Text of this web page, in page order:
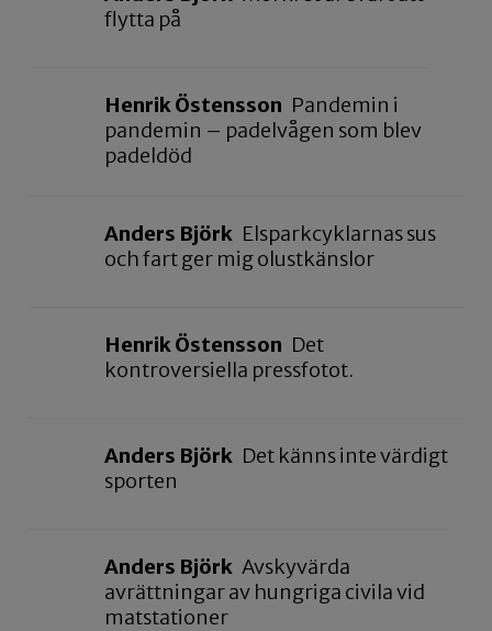
flytta på
Henrik Östensson Pandemin i
pandemin – padelvågen som blev
padeldöd
Anders Björk Elsparkcyklarnas sus
och fart ger mig olustkänslor
Henrik Östensson Det
kontroversiella pressfotot.
Anders Björk Det känns inte värdigt
sporten
Anders Björk Avskyvärda
avrättningar av hungriga civila vid
matstationer